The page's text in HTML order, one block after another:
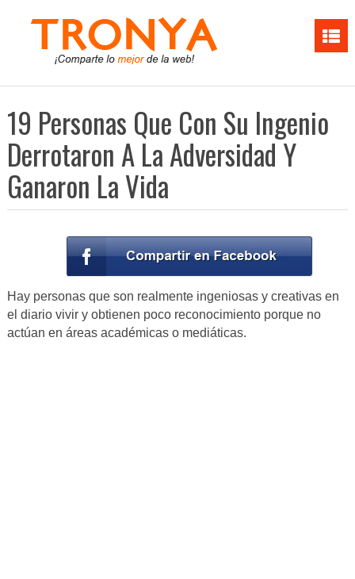
19 Personas Que Con Su Ingenio
Derrotaron A La Adversidad Y
Ganaron La Vida
Hay personas que son realmente ingeniosas y creativas en
el diario vivir y obtienen poco reconocimiento porque no
actúan en áreas académicas o mediáticas.